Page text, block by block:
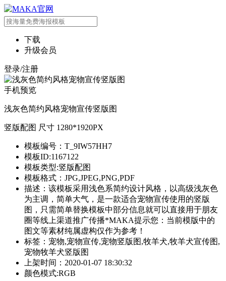
下载
升级会员
登录/注册
手机预览
浅灰色简约风格宠物宣传竖版图
竖版配图 尺寸 1280*1920PX
模板编号：T_9IW57HH7
模板ID:1167122
模板类型:竖版配图
模板格式：JPG,JPEG,PNG,PDF
描述：该模板采用浅色系简约设计风格，以高级浅灰色
为主调，简单大气，是一款适合宠物宣传使用的竖版
图，只需简单替换模板中部分信息就可以直接用于朋友
圈等线上渠道推广传播*MAKA提示您：当前模版中的
图文等素材纯属虚构仅作为参考！
标签：宠物,宠物宣传,宠物竖版图,牧羊犬,牧羊犬宣传图,
宠物牧羊犬竖版图
上架时间：2020-01-07 18:30:32
颜色模式:RGB